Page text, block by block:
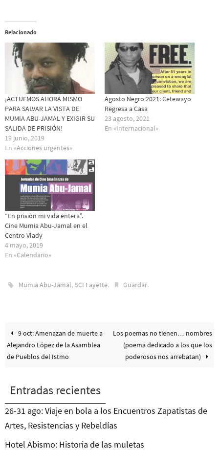
Relacionado
¡ACTUEMOS AHORA MISMO
PARA SALVAR LA VISTA DE
MUMIA ABU-JAMAL Y EXIGIR SU
SALIDA DE PRISIÓN!
19 junio, 2019
En «Acciones urgentes»
Agosto Negro 2021: Cetewayo
Regresa a Casa
23 agosto, 2021
En «Internacional»
“En prisión mi vida entera”.
Cine Mumia Abu-Jamal en el
Centro Vlady
4 mayo, 2019
En «Calendario»
Mumia Abu-Jamal, SCI Fayette. Guardar.
9 oct: Amenazan de muerte a
Alejandro López de la Asamblea
de Pueblos del Istmo
Los poemas no tienen… nombres
(poema dedicado a los que los
poderosos nos arrebatan)
Entradas recientes
26-31 ago: Viaje en bola a los Encuentros Zapatistas de
Artes, Resistencias y Rebeldías
Hotel Abismo: Historia de las muletas